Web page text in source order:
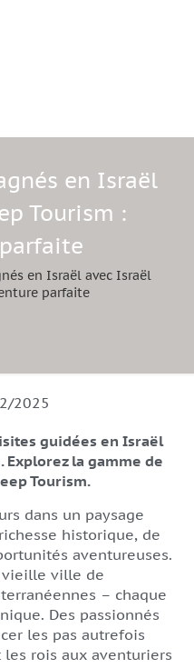
en Israël
Tourism :
en Israël avec Israël
parfaite
2025
guidées en Israël
Explorez la gamme de
Tourism.
dans un paysage
historique, de
aventureuses.
vieille ville de
– chaque
Des passionnés
les pas autrefois
rois aux aventuriers